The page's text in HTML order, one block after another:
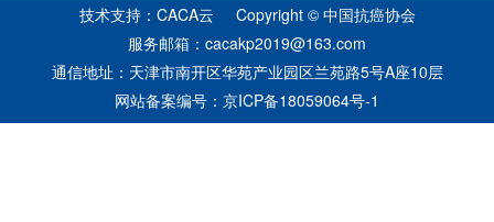
技术支持：CACA云 Copyright © 中国抗癌协会
服务邮箱：cacakp2019@163.com
通信地址：天津市南开区华苑产业园区兰苑路5号A座10层
网站备案编号： 京ICP备18059064号-1